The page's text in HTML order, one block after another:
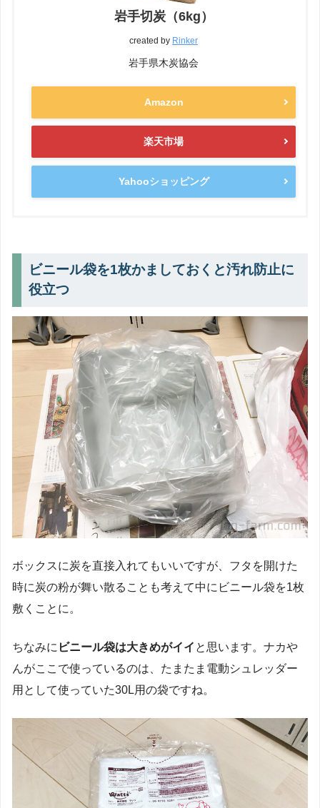
岩手切炭（6kg）
created by Rinker
岩手県木炭協会
Amazon
楽天市場
Yahooショッピング
ビニール袋を1枚かましておくと汚れ防止に
役立つ
ボックスに炭を直接入れてもいいですが、フタを開けた
時に炭の粉が舞い散ることも考えて中にビニール袋を1枚
敷くことに。
ちなみに ビニール袋は大きめがイイ と思います。ナカや
んがここで使っているのは、たまたま電動シュレッダー
用として使っていた30L用の袋ですね。